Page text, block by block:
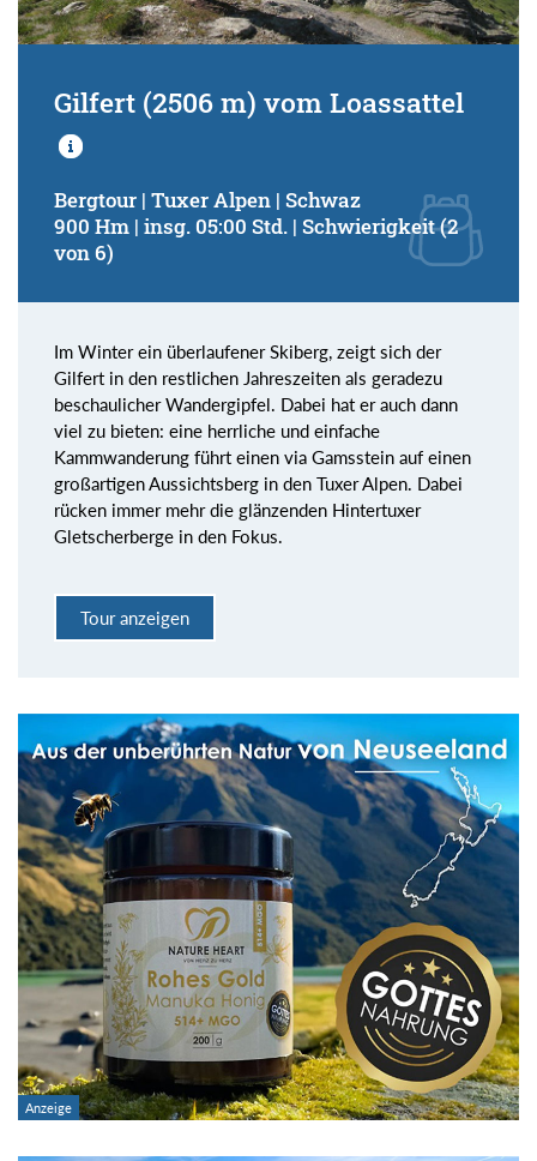
Gilfert (2506 m) vom Loassattel
Bergtour | Tuxer Alpen | Schwaz
900 Hm | insg. 05:00 Std. | Schwierigkeit (2
von 6)
Im Winter ein überlaufener Skiberg, zeigt sich der
Gilfert in den restlichen Jahreszeiten als geradezu
beschaulicher Wandergipfel. Dabei hat er auch dann
viel zu bieten: eine herrliche und einfache
Kammwanderung führt einen via Gamsstein auf einen
großartigen Aussichtsberg in den Tuxer Alpen. Dabei
rücken immer mehr die glänzenden Hintertuxer
Gletscherberge in den Fokus.
Tour anzeigen